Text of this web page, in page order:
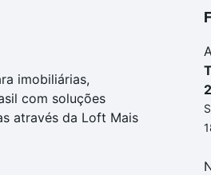
imobiliárias,
com soluções
através da Loft Mais